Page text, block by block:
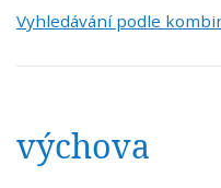
Vyhledávání podle
výchova